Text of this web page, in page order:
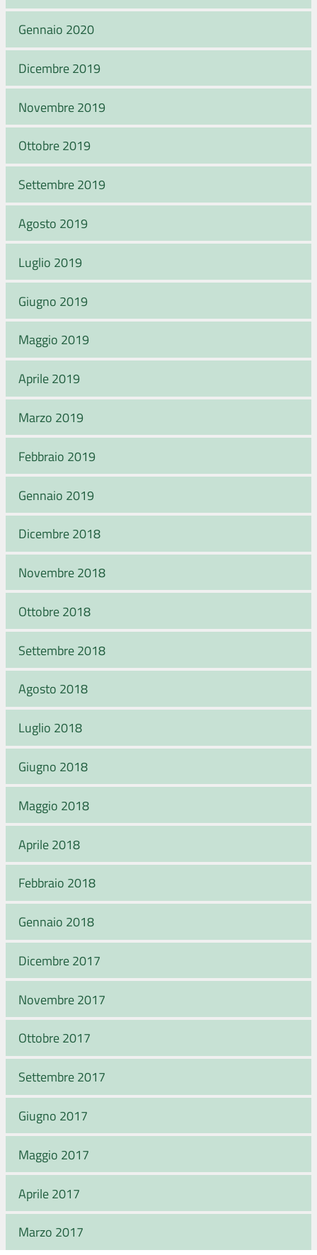
Gennaio 2020
Dicembre 2019
Novembre 2019
Ottobre 2019
Settembre 2019
Agosto 2019
Luglio 2019
Giugno 2019
Maggio 2019
Aprile 2019
Marzo 2019
Febbraio 2019
Gennaio 2019
Dicembre 2018
Novembre 2018
Ottobre 2018
Settembre 2018
Agosto 2018
Luglio 2018
Giugno 2018
Maggio 2018
Aprile 2018
Febbraio 2018
Gennaio 2018
Dicembre 2017
Novembre 2017
Ottobre 2017
Settembre 2017
Giugno 2017
Maggio 2017
Aprile 2017
Marzo 2017